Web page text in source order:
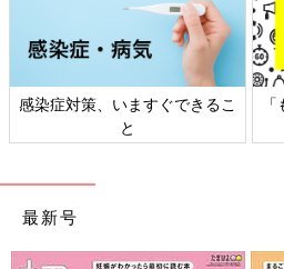
こちらはmi.1988___さんが3COINS
ィファン。長さ15cm、重さ90gとコ
い点や、ハイパワーな点に惹かれて
らは1,100円商品のようです。
買ってよかった！ペットボト
感染症対策、いますぐできるこ
と
最新号